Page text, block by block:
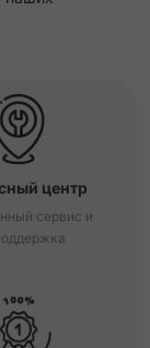
центр
сервис и